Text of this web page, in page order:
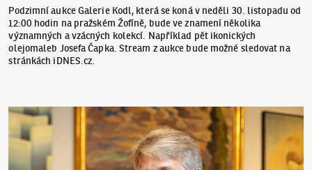
Podzimní aukce Galerie Kodl, která se koná v neděli 30. listopadu od
12:00 hodin na pražském Žofíně, bude ve znamení několika
významných a vzácných kolekcí. Například pět ikonických
olejomaleb Josefa Čapka. Stream z aukce bude možné sledovat na
stránkách iDNES.cz.